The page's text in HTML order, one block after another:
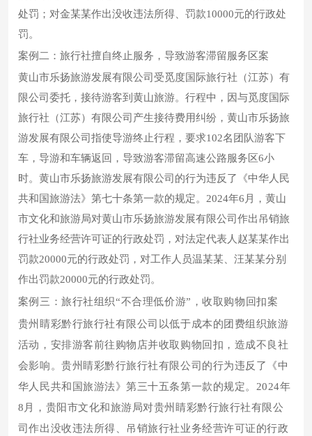
处罚；对金某某作出没收违法所得、罚款10000元的行政处
罚。
案例二：旅行社擅自终止服务，导致游客滞留服务区案
黄山市乐扬旅游发展有限公司受觅度国际旅行社（江苏）有
限公司委托，接待游客到黄山旅游。行程中，因与觅度国际
旅行社（江苏）有限公司产生接待费用纠纷，黄山市乐扬旅
游发展有限公司指使导游终止行程，要求102名团队游客下
车，导游和车辆返回，导致游客滞留高速公路服务区6小
时。黄山市乐扬旅游发展有限公司的行为违反了《中华人民
共和国旅游法》第七十条第一款的规定。2024年6月，黄山
市文化和旅游局对黄山市乐扬旅游发展有限公司作出吊销旅
行社业务经营许可证的行政处罚，对法定代表人赵某某作出
罚款20000元的行政处罚，对工作人员温某某、汪某某分别
作出罚款20000元的行政处罚。
案例三：旅行社组织“不合理低价游”，收取购物回扣案
贵州睛彩黔行旅行社有限公司以低于成本的团费组织旅游
活动，安排游客前往购物店并收取购物回扣，造成不良社
会影响。贵州睛彩黔行旅行社有限公司的行为违反了《中
华人民共和国旅游法》第三十五条第一款的规定。2024年
8月，贵阳市文化和旅游局对贵州睛彩黔行旅行社有限公
司作出没收违法所得、吊销旅行社业务经营许可证的行政